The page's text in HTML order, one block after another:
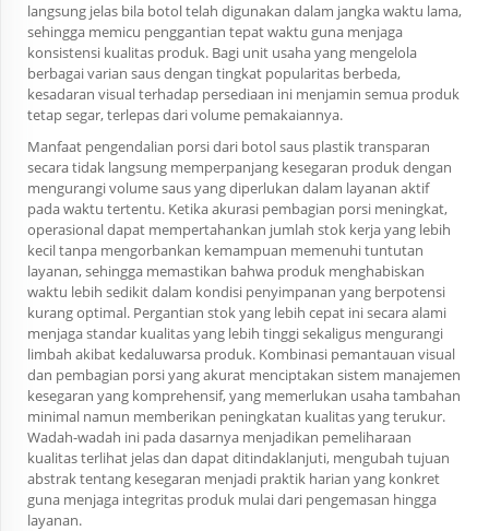
langsung jelas bila botol telah digunakan dalam jangka waktu lama,
sehingga memicu penggantian tepat waktu guna menjaga
konsistensi kualitas produk. Bagi unit usaha yang mengelola
berbagai varian saus dengan tingkat popularitas berbeda,
kesadaran visual terhadap persediaan ini menjamin semua produk
tetap segar, terlepas dari volume pemakaiannya.
Manfaat pengendalian porsi dari botol saus plastik transparan
secara tidak langsung memperpanjang kesegaran produk dengan
mengurangi volume saus yang diperlukan dalam layanan aktif
pada waktu tertentu. Ketika akurasi pembagian porsi meningkat,
operasional dapat mempertahankan jumlah stok kerja yang lebih
kecil tanpa mengorbankan kemampuan memenuhi tuntutan
layanan, sehingga memastikan bahwa produk menghabiskan
waktu lebih sedikit dalam kondisi penyimpanan yang berpotensi
kurang optimal. Pergantian stok yang lebih cepat ini secara alami
menjaga standar kualitas yang lebih tinggi sekaligus mengurangi
limbah akibat kedaluwarsa produk. Kombinasi pemantauan visual
dan pembagian porsi yang akurat menciptakan sistem manajemen
kesegaran yang komprehensif, yang memerlukan usaha tambahan
minimal namun memberikan peningkatan kualitas yang terukur.
Wadah-wadah ini pada dasarnya menjadikan pemeliharaan
kualitas terlihat jelas dan dapat ditindaklanjuti, mengubah tujuan
abstrak tentang kesegaran menjadi praktik harian yang konkret
guna menjaga integritas produk mulai dari pengemasan hingga
layanan.